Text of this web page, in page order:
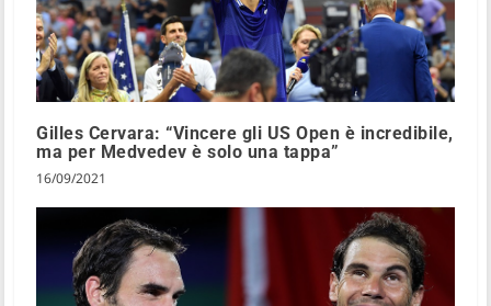
Gilles Cervara: “Vincere gli US Open è incredibile,
ma per Medvedev è solo una tappa”
16/09/2021